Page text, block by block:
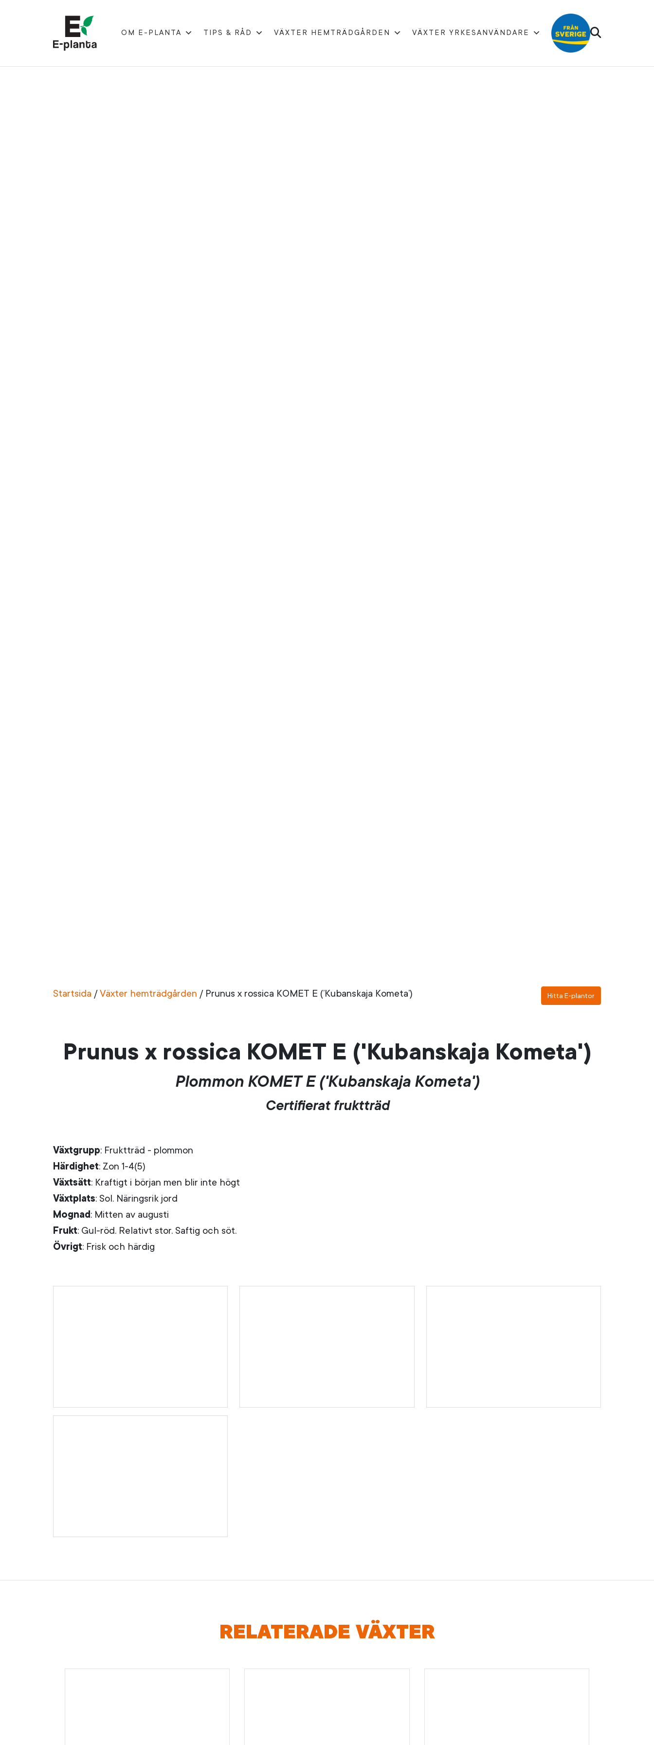
HUVUDNAVIGERING
OM E-PLANTA TIPS & RÅD VÄXTER HEMTRÄDGÅRDEN VÄXTER YRKESANVÄNDARE
Startsida /Växter hemträdgården / Prunus x rossica KOMET E (’Kubanskaja Kometa’) Hitta E-plantor
Prunus x rossica KOMET E ('Kubanskaja Kometa')
Plommon KOMET E ('Kubanskaja Kometa')
Certifierat fruktträd
Växtgrupp: Fruktträd - plommon
Härdighet: Zon 1-4(5)
Växtsätt: Kraftigt i början men blir inte högt
Växtplats: Sol. Näringsrik jord
Mognad: Mitten av augusti
Frukt: Gul-röd. Relativt stor. Saftig och söt.
Övrigt: Frisk och härdig
RELATERADE VÄXTER